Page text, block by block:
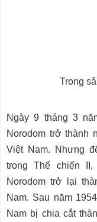
Trong
Ngày 9 tháng 3
Norodom trở thành
Việt Nam. Nhưng
trong Thế chiến
Norodom trở lại
Nam. Sau năm
Nam bị chia cắt